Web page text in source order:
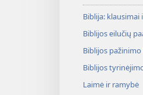
Biblija: klausimai
Biblijos eilučių
Biblijos
Biblijos
Laimė ir ramybė